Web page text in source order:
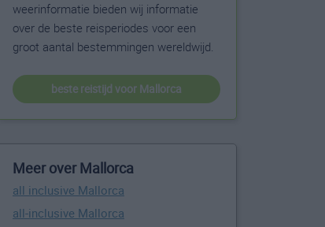
weerinformatie bieden wij informatie
over de beste reisperiodes voor een
groot aantal bestemmingen wereldwijd.
beste reistijd voor Mallorca
Meer over Mallorca
all inclusive Mallorca
all-inclusive Mallorca